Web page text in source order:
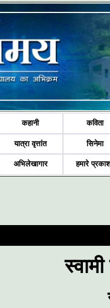
कहानी कविता
यात्रा वृत्तांत सिनेमा
अभिलेखागार हमारे